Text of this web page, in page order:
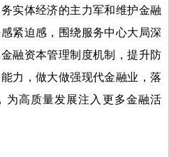
实体经济的主力军和维护金融
紧迫感，围绕服务中心大局深
融资本管理制度机制，提升防
力，做大做强现代金融业，落
为高质量发展注入更多金融活